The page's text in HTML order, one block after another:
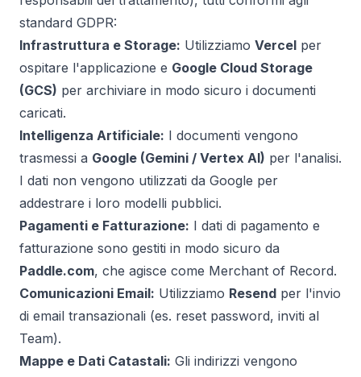
standard GDPR:
Infrastruttura e Storage: Utilizziamo Vercel per
ospitare l'applicazione e Google Cloud Storage
(GCS) per archiviare in modo sicuro i documenti
caricati.
Intelligenza Artificiale: I documenti vengono
trasmessi a Google (Gemini / Vertex AI) per l'analisi.
I dati non vengono utilizzati da Google per
addestrare i loro modelli pubblici.
Pagamenti e Fatturazione: I dati di pagamento e
fatturazione sono gestiti in modo sicuro da
Paddle.com, che agisce come Merchant of Record.
Comunicazioni Email: Utilizziamo Resend per l'invio
di email transazionali (es. reset password, inviti al
Team).
Mappe e Dati Catastali: Gli indirizzi vengono